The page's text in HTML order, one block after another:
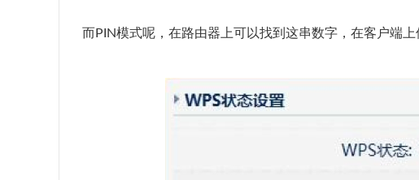
而PIN模式呢，在路由器上可以找到这串数字，在客户端上